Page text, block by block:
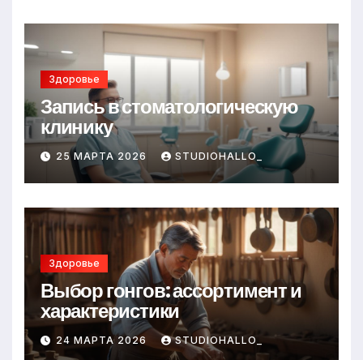
Здоровье
Запись в стоматологическую
клинику
25 МАРТА 2026 STUDIOHALLO_
Здоровье
Выбор гонгов: ассортимент и
характеристики
24 МАРТА 2026 STUDIOHALLO_